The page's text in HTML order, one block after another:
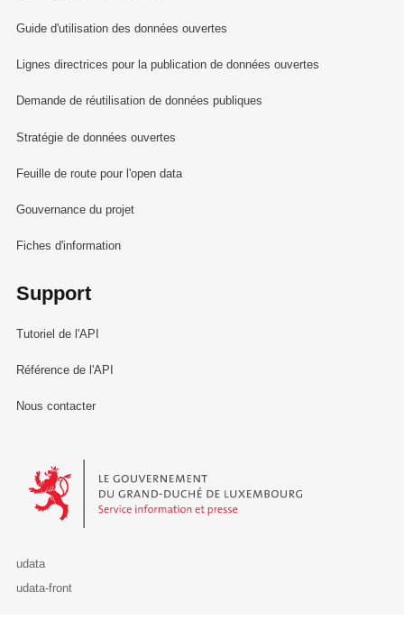
Guide d'utilisation des données ouvertes
Lignes directrices pour la publication de données ouvertes
Demande de réutilisation de données publiques
Stratégie de données ouvertes
Feuille de route pour l'open data
Gouvernance du projet
Fiches d'information
Support
Tutoriel de l'API
Référence de l'API
Nous contacter
Le Gouvernement du Grand-Duché de Luxembourg - Service
udata
udata-front